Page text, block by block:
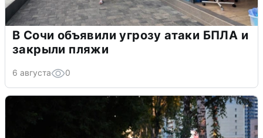
В Сочи объявили угрозу атаки БПЛА и
закрыли пляжи
6 августа 0